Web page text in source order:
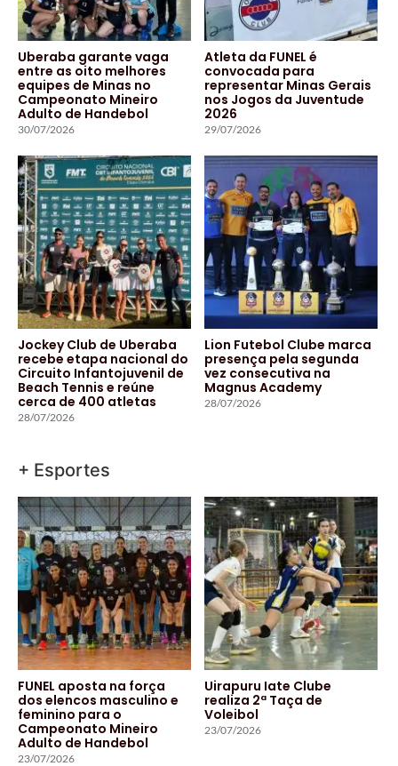
Uberaba garante vaga
entre as oito melhores
equipes de Minas no
Campeonato Mineiro
Adulto de Handebol
30/07/2026
Atleta da FUNEL é
convocada para
representar Minas Gerais
nos Jogos da Juventude
2026
29/07/2026
Jockey Club de Uberaba
recebe etapa nacional do
Circuito Infantojuvenil de
Beach Tennis e reúne
cerca de 400 atletas
28/07/2026
Lion Futebol Clube marca
presença pela segunda
vez consecutiva na
Magnus Academy
28/07/2026
+ Esportes
FUNEL aposta na força
dos elencos masculino e
feminino para o
Campeonato Mineiro
Adulto de Handebol
23/07/2026
Uirapuru Iate Clube
realiza 2ª Taça de
Voleibol
23/07/2026